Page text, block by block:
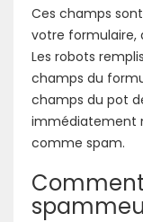
Ces champs
votre formulaire,
Les robots
champs du
champs du pot
immédiatement
comme spam.